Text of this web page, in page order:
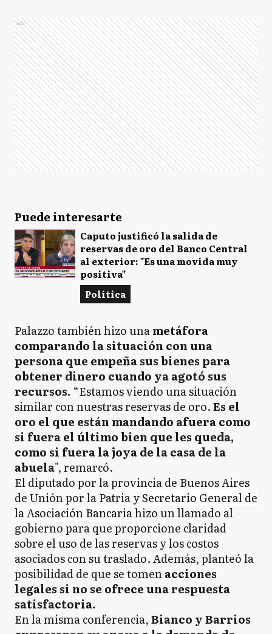
Ads
Puede interesarte
Caputo justificó la salida de
reservas de oro del Banco Central
al exterior: "Es una movida muy
positiva"
Política
Palazzo también hizo unametáfora
comparando la situación con una
persona que empeña sus bienes para
obtener dinero cuando ya agotó sus
recursos. “Estamos viendo una situación
similar con nuestras reservas de oro.Es el
oro el que están mandando afuera como
si fuera el último bien que les queda,
como si fuera la joya de la casa de la
abuela", remarcó.
El diputado por la provincia de Buenos Aires
de Unión por la Patria ySecretario General de
la Asociación Bancariahizo un llamado al
gobierno para que proporcione claridad
sobre el uso de las reservas y los costos
asociados con su traslado. Además, planteó la
posibilidad de que se tomenacciones
legales si no se ofrece una respuesta
satisfactoria.
En la misma conferencia,Bianco y Barrios